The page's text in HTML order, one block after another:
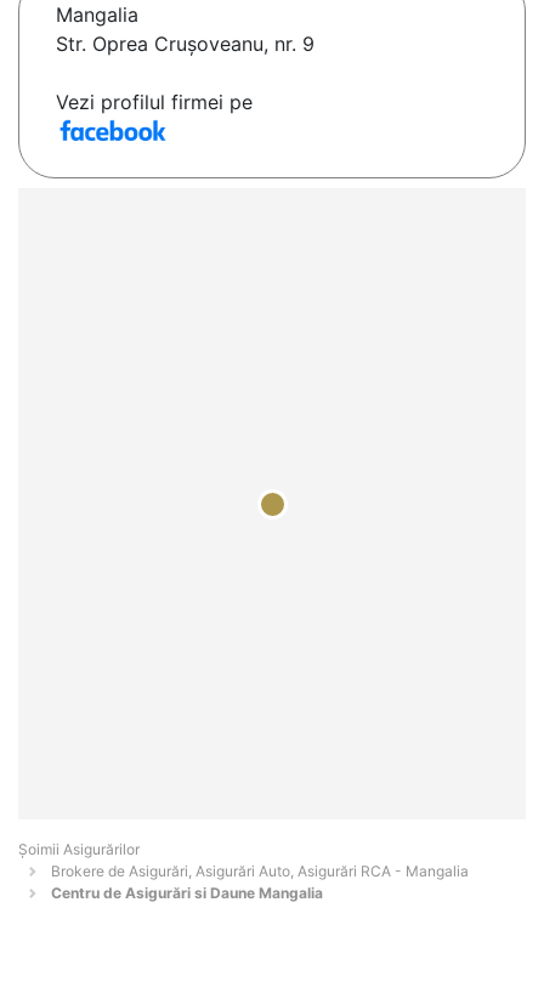
Mangalia
Str. Oprea Cruşoveanu, nr. 9
Vezi profilul firmei pe
Șoimii Asigurărilor
Brokere de Asigurări, Asigurări Auto, Asigurări RCA - Mangalia
Centru de Asigurări si Daune Mangalia